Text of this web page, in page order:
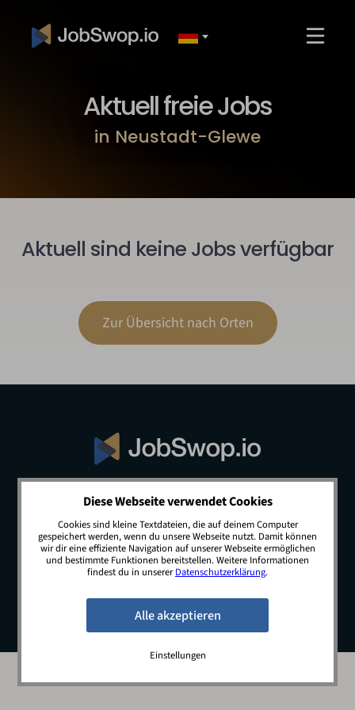
Aktuell freie Jobs
in Neustadt-Glewe
Aktuell sind keine Jobs verfügbar
Zur Übersicht nach Orten
© 2026 JobSwop.io · All rights reserved.
Blog Jobs Newsletter
Kontakt
Preise
Impressum Datenschutz
Diese Webseite verwendet Cookies
Cookies sind kleine Textdateien, die auf deinem Computer
gespeichert werden, wenn du unsere Webseite nutzt. Damit können
wir dir eine effiziente Navigation auf unserer Webseite ermöglichen
und bestimmte Funktionen bereitstellen. Weitere Informationen
findest du in unsererDatenschutzerklärung.
Einstellungen